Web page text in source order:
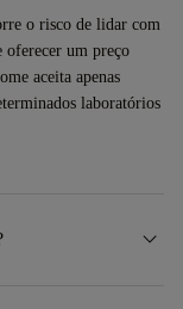
o risco de lidar com
oferecer um preço
aceita apenas
laboratórios